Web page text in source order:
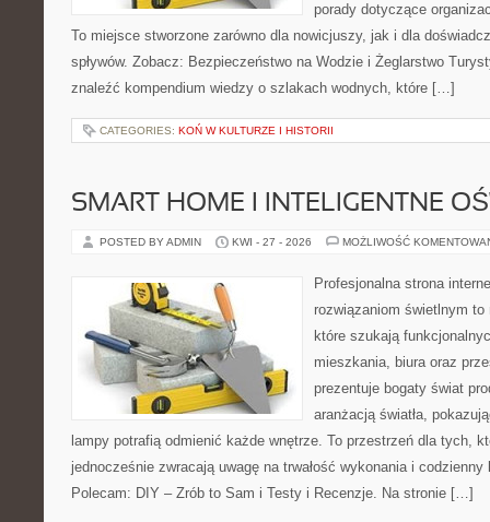
porady dotyczące
To miejsce stworzone zarówno dla nowicjuszy, jak i dla
spływów. Zobacz: Bezpieczeństwo na Wodzie i Żeglarstwo
znaleźć kompendium wiedzy o szlakach wodnych, które […]
CATEGORIES: KOŃ W KULTURZE I HISTORII
SMART HOME I INTELIGENTNE
POSTED BY ADMIN KWI - 27 - 2026 MOŻLIWOŚĆ
Profesjonalna strona
rozwiązaniom świetlnym
które szukają
mieszkania, biura oraz
prezentuje bogaty świat
aranżacją światła,
lampy potrafią odmienić każde wnętrze. To przestrzeń dla tych,
jednocześnie zwracają uwagę na trwałość wykonania i
Polecam: DIY – Zrób to Sam i Testy i Recenzje. Na stronie […]